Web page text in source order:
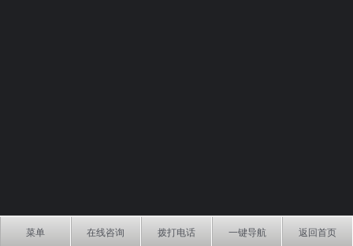
菜单 在线咨询 拨打电话 一键导航 返回首页